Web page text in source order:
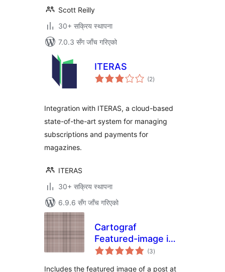
Scott Reilly
30+ सक्रिय स्थापना
7.0.3 सँग जाँच गरिएको
ITERAS
(2कुल
रेटिङ्गहरू
)
Integration with ITERAS, a cloud-based
state-of-the-art system for managing
subscriptions and payments for
magazines.
ITERAS
30+ सक्रिय स्थापना
6.9.6 सँग जाँच गरिएको
Cartograf
Featured-image in
Feed
(3कुल
रेटिङ्गहरू
)
Includes the featured image of a post at